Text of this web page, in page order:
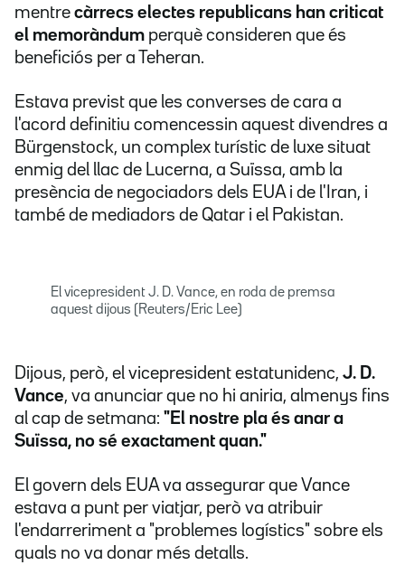
mentre càrrecs electes republicans han criticat
el memoràndum perquè consideren que és
beneficiós per a Teheran.
Estava previst que les converses de cara a
l'acord definitiu comencessin aquest divendres a
Bürgenstock, un complex turístic de luxe situat
enmig del llac de Lucerna, a Suïssa, amb la
presència de negociadors dels EUA i de l'Iran, i
també de mediadors de Qatar i el Pakistan.
El vicepresident J. D. Vance, en roda de premsa
aquest dijous (Reuters/Eric Lee)
Dijous, però, el vicepresident estatunidenc, J. D.
Vance, va anunciar que no hi aniria, almenys fins
al cap de setmana: "El nostre pla és anar a
Suïssa, no sé exactament quan."
El govern dels EUA va assegurar que Vance
estava a punt per viatjar, però va atribuir
l'endarreriment a "problemes logístics" sobre els
quals no va donar més detalls.